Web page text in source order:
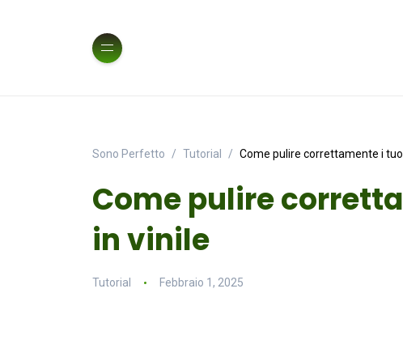
Sono Perfetto Tutorial Come pulire correttamente i
Come pulire
in vinile
Tutorial Febbraio 1, 2025